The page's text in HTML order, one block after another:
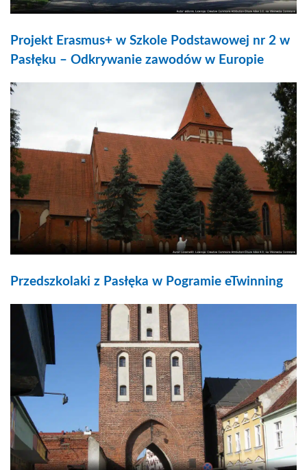
Projekt Erasmus+ w Szkole Podstawowej nr 2 w
Pasłęku – Odkrywanie zawodów w Europie
Przedszkolaki z Pasłęka w Pogramie eTwinning